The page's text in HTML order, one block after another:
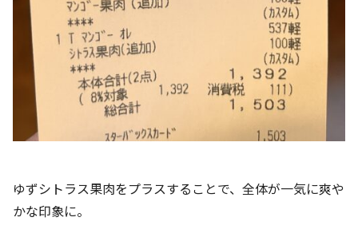
ゆずシトラス果肉をプラスすることで、全体が一気に爽や
かな印象に。